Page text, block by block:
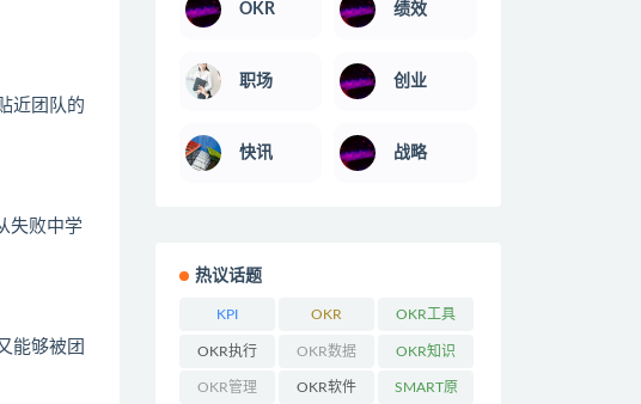
近团队的
失败中学
能够被团
OKR 绩效
职场 创业
快讯 战略
热议话题
KPI OKR OKR工具
OKR执行 OKR数据 OKR知识
OKR管理 OKR软件 SMART原